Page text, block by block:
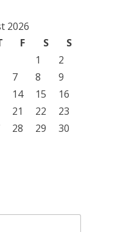
2026
F S
S
1
2
7 8
9
14 15
16
21 22
23
28 29
30